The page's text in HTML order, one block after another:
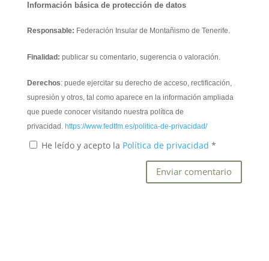
Información básica de protección de datos
Responsable: Federación Insular de Montañismo de Tenerife.
Finalidad: publicar su comentario, sugerencia o valoración.
Derechos: puede ejercitar su derecho de acceso, rectificación,
supresión y otros, tal como aparece en la información ampliada
que puede conocer visitando nuestra política de
privacidad. https://www.fedtfm.es/politica-de-privacidad/
He leído y acepto la Política de privacidad *